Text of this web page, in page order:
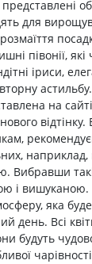
для
півонії,
іриси,
на
Вибравши
і вишуканою.
яка
день. Всі
будуть